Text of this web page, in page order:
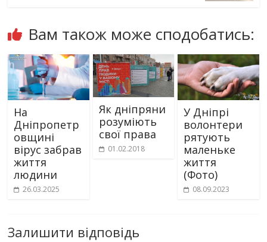
Вам також може сподобатись:
На
Дніпропетр
овщині
вірус забрав
життя
людини
26.03.2025
Як дніпряни
розуміють
свої права
01.02.2018
У Дніпрі
волонтери
рятують
маленьке
життя
(Фото)
08.09.2023
Залишити відповідь